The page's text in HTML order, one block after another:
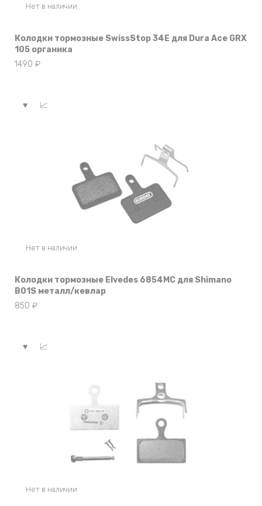
Нет в наличии
Колодки тормозные SwissStop 34E для Dura Ace GRX
105 органика
1490 ₽
Нет в наличии
Колодки тормозные Elvedes 6854MC для Shimano
B01S металл/кевлар
850 ₽
Нет в наличии